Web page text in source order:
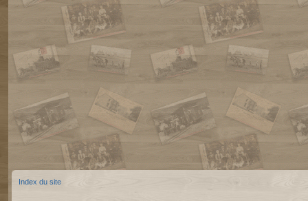
Index du site